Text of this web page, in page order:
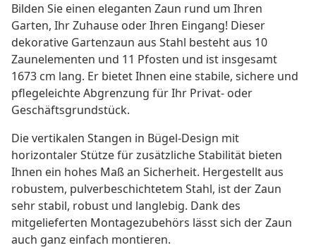
Bilden Sie einen eleganten Zaun rund um Ihren
Garten, Ihr Zuhause oder Ihren Eingang! Dieser
dekorative Gartenzaun aus Stahl besteht aus 10
Zaunelementen und 11 Pfosten und ist insgesamt
1673 cm lang. Er bietet Ihnen eine stabile, sichere und
pflegeleichte Abgrenzung für Ihr Privat- oder
Geschäftsgrundstück.
Die vertikalen Stangen in Bügel-Design mit
horizontaler Stütze für zusätzliche Stabilität bieten
Ihnen ein hohes Maß an Sicherheit. Hergestellt aus
robustem, pulverbeschichtetem Stahl, ist der Zaun
sehr stabil, robust und langlebig. Dank des
mitgelieferten Montagezubehörs lässt sich der Zaun
auch ganz einfach montieren.